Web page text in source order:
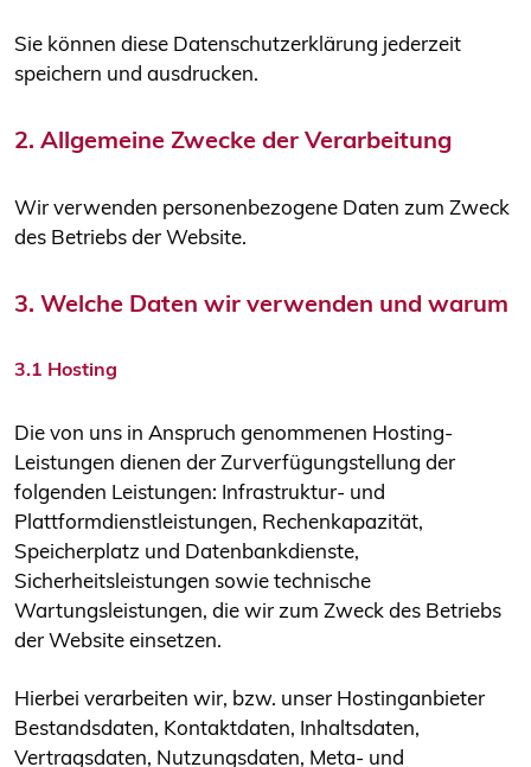
Sie können diese Datenschutzerklärung jederzeit
speichern und ausdrucken.
2. Allgemeine Zwecke der Verarbeitung
Wir verwenden personenbezogene Daten zum Zweck
des Betriebs der Website.
3. Welche Daten wir verwenden und warum
3.1 Hosting
Die von uns in Anspruch genommenen Hosting-
Leistungen dienen der Zurverfügungstellung der
folgenden Leistungen: Infrastruktur- und
Plattformdienstleistungen, Rechenkapazität,
Speicherplatz und Datenbankdienste,
Sicherheitsleistungen sowie technische
Wartungsleistungen, die wir zum Zweck des Betriebs
der Website einsetzen.
Hierbei verarbeiten wir, bzw. unser Hostinganbieter
Bestandsdaten, Kontaktdaten, Inhaltsdaten,
Vertragsdaten, Nutzungsdaten, Meta- und